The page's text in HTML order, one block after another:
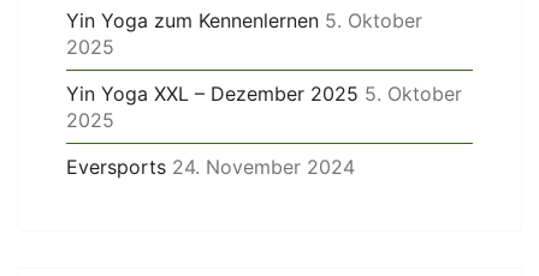
Yin Yoga zum Kennenlernen 5. Oktober
2025
Yin Yoga XXL – Dezember 2025 5. Oktober
2025
Eversports 24. November 2024